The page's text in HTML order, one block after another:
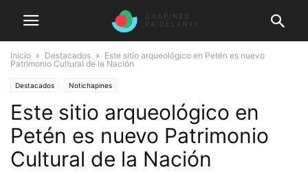
Inicio Destacados
Este sitio arqueológico en Petén es nuevo
Patrimonio Cultural de la Nación
Destacados Notichapines
Este sitio arqueológico en
Petén es nuevo Patrimonio
Cultural de la Nación